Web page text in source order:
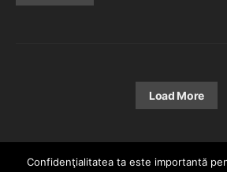
Load More
Confidenţialitatea ta este importantă